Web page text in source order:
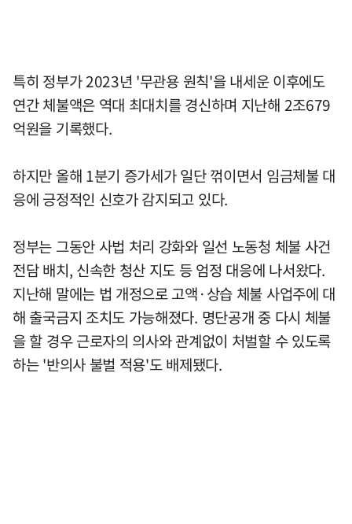
특히 정부가 2023년 '무관용 원칙'을 내세운 이후에도
연간 체불액은 역대 최대치를 경신하며 지난해 2조679
억원을 기록했다.
하지만 올해 1분기 증가세가 일단 꺾이면서 임금체불 대
응에 긍정적인 신호가 감지되고 있다.
정부는 그동안 사법 처리 강화와 일선 노동청 체불 사건
전담 배치, 신속한 청산 지도 등 엄정 대응에 나서왔다.
지난해 말에는 법 개정으로 고액·상습 체불 사업주에 대
해 출국금지 조치도 가능해졌다. 명단공개 중 다시 체불
을 할 경우 근로자의 의사와 관계없이 처벌할 수 있도록
하는 '반의사 불벌 적용'도 배제됐다.